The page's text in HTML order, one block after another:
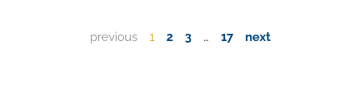
previous 1 2 3 17 next